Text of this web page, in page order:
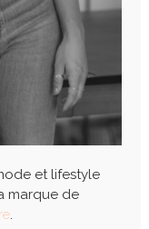
et lifestyle
marque de
.